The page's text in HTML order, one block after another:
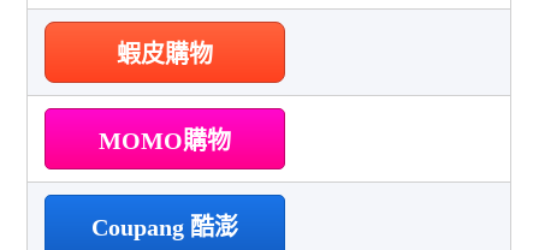
蝦皮購物
MOMO購物
Coupang 酷澎